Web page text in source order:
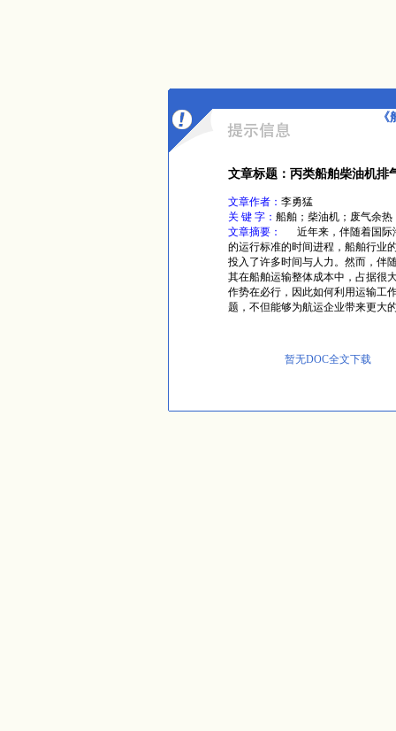
文章标题：丙类船舶柴油机排
文章作者： 李勇猛
关 键 字： 船舶；柴油机；废气余热
文章摘要：
近年来，伴随着国际
的运行标准的时间进程，船舶行业
投入了许多时间与人力。然而，伴
其在船舶运输整体成本中，占据很
作势在必行，因此如何利用运输工
题，不但能够为航运企业带来更大
暂无DOC全文下载